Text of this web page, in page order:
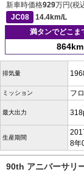
新車時価格929万円(税
JC08
14.4km/L
満タンでどこま
864km
排気量
ミッション フ
最大出力
生産期間
8年
90th アニバーサリ